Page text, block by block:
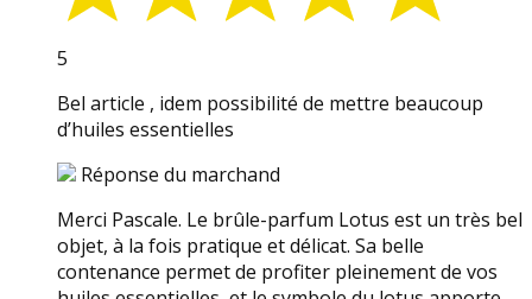
5
Bel article , idem possibilité de mettre beaucoup
d’huiles essentielles
Réponse du marchand
Merci Pascale. Le brûle-parfum Lotus est un très bel
objet, à la fois pratique et délicat. Sa belle
contenance permet de profiter pleinement de vos